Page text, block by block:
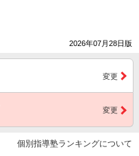
2026年07月28日版
変更
変更
個別指導塾ランキングについて